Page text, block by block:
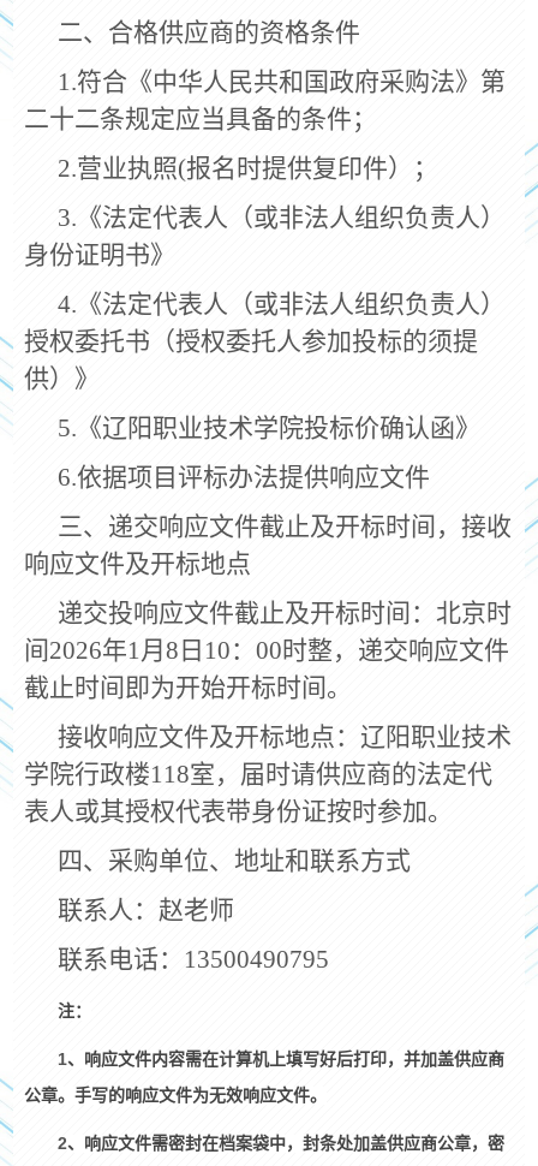
二、合格供应商的资格条件
1.符合《中华人民共和国政府采购法》第
二十二条规定应当具备的条件；
2.营业执照(报名时提供复印件）；
3. 《法定代表人（或非法人组织负责人）
身份证明书》
4. 《法定代表人（或非法人组织负责人）
授权委托书（授权委托人参加投标的须提
供）》
5. 《辽阳职业技术学院投标价确认函》
6.依据项目评标办法提供响应文件
三、递交响应文件截止及开标时间，接收
响应文件及开标地点
递交投响应文件截止及开标时间：北京时
间2026年1月 8 日 10： 00时整，递交响应文件
截止时间即为开始开标时间。
接收响应文件及开标地点：辽阳职业技术
学院行政楼118室，届时请供应商的法定代
表人或其授权代表带身份证按时参加。
四、采购单位、地址和联系方式
联系人：赵老师
联系电话： 13500490795
注：
1、响应文件内容需在计算机上填写好后打印，并加盖供应商
公章。手写的响应文件为无效响应文件。
2、响应文件需密封在档案袋中，封条处加盖供应商公章，密